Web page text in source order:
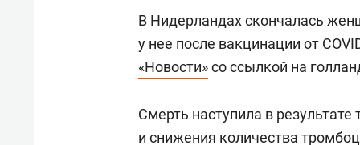
В Нидерландах скончалась
у нее после вакцинации от
«Новости»со ссылкой на
Смерть наступила в
и снижения количества
Рекомендуем
создают оазис жилого
комфорта под Казанью
ID